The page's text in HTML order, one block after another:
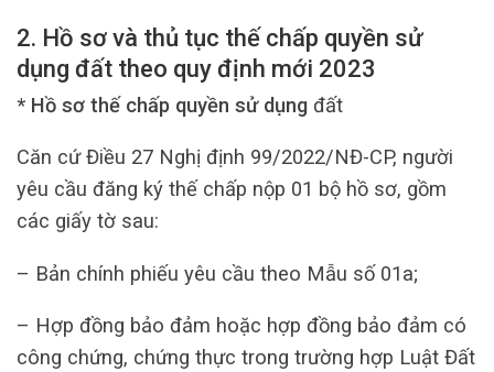
2. Hồ sơ và thủ tục thế chấp quyền sử
dụng đất theo quy định mới 2023
* Hồ sơ thế chấp quyền sử dụng đất
Căn cứ Điều 27 Nghị định 99/2022/NĐ-CP, người
yêu cầu đăng ký thế chấp nộp 01 bộ hồ sơ, gồm
các giấy tờ sau:
– Bản chính phiếu yêu cầu theo Mẫu số 01a;
– Hợp đồng bảo đảm hoặc hợp đồng bảo đảm có
công chứng, chứng thực trong trường hợp Luật Đất